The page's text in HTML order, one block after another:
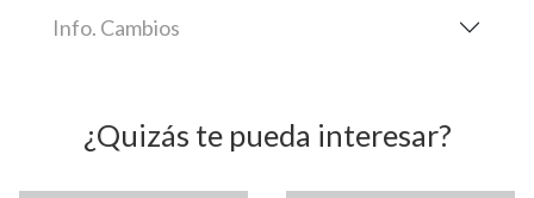
Info. Cambios
¿Quizás te pueda interesar?